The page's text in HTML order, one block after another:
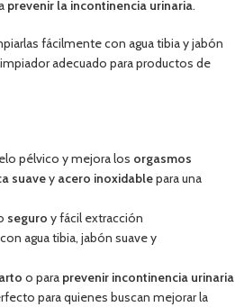
prevenir la incontinencia urinaria.
fácilmente con agua tibia y jabón
adecuado para productos de
pélvico y mejora los orgasmos
suavey acero inoxidablepara una
seguro y fácil extracción
agua tibia, jabón suave y
o para prevenir incontinencia urinaria
para quienes buscan mejorar la